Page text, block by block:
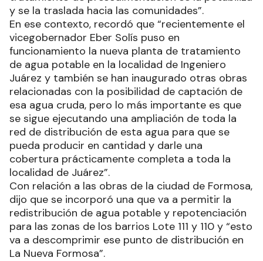
y se la traslada hacia las comunidades”.
En ese contexto, recordó que “recientemente el
vicegobernador Eber Solís puso en
funcionamiento la nueva planta de tratamiento
de agua potable en la localidad de Ingeniero
Juárez y también se han inaugurado otras obras
relacionadas con la posibilidad de captación de
esa agua cruda, pero lo más importante es que
se sigue ejecutando una ampliación de toda la
red de distribución de esta agua para que se
pueda producir en cantidad y darle una
cobertura prácticamente completa a toda la
localidad de Juárez”.
Con relación a las obras de la ciudad de Formosa,
dijo que se incorporó una que va a permitir la
redistribución de agua potable y repotenciación
para las zonas de los barrios Lote 111 y 110 y “esto
va a descomprimir ese punto de distribución en
La Nueva Formosa”.